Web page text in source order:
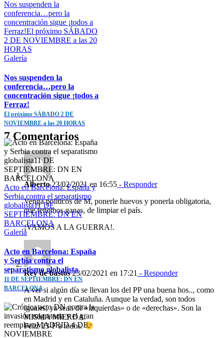
Nos suspenden la
conferencia…pero la
concentración sigue ¡todos a
Ferraz!El próximo SÁBADO
2 DE NOVIEMBRE a las 20
HORAS
Galería
Nos suspenden la
conferencia…pero la
concentración sigue ¡todos a
Ferraz!
El próximo SÁBADO 2 DE
NOVIEMBRE a las 20 HORAS
Acto en Barcelona: España y
Serbia contra el separatismo
globalista11 DE
SEPTIEMBRE: DN EN
BARCELONA
Galería
Acto en Barcelona: España
y Serbia contra el
separatismo globalista
11 DE SEPTIEMBRE: DN EN
BARCELONA
7 Comentarios
Alberto23/02/2021 en 16:55 - Responder
Venga políticos de M, ponerle huevos y ponerla obligatoria,
que tenemos ganas, de limpiar el país.
¡VAMOS A LA GUERRA!.
Rey de bastos23/02/2021 en 17:21 - Responder
A ver si algún día se llevan los del PP una buena hos.., como
en Madrid y en Cataluña. Aunque la verdad, son todos
iguales, ya sean de «izquierdas» o de «derechas». Son la
MISMA MIERDA.
Feliz 23-F a todos.